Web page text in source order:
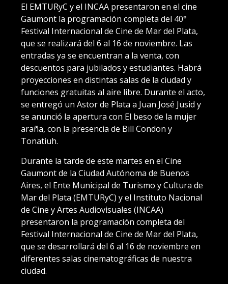
El EMTURyC y el INCAA presentaron en el cine
Gaumont la programación completa del 40°
Festival Internacional de Cine de Mar del Plata,
que se realizará del 6 al 16 de noviembre. Las
entradas ya se encuentran a la venta, con
descuentos para jubilados y estudiantes. Habrá
proyecciones en distintas salas de la ciudad y
funciones gratuitas al aire libre. Durante el acto,
se entregó un Astor de Plata a Juan José Jusid y
se anunció la apertura con El beso de la mujer
araña, con la presencia de Bill Condon y
Tonatiuh.
Durante la tarde de este martes en el Cine
Gaumont de la Ciudad Autónoma de Buenos
Aires, el Ente Municipal de Turismo y Cultura de
Mar del Plata (EMTURyC) y el Instituto Nacional
de Cine y Artes Audiovisuales (INCAA)
presentaron la programación completa del
Festival Internacional de Cine de Mar del Plata,
que se desarrollará del 6 al 16 de noviembre en
diferentes salas cinematográficas de nuestra
ciudad.